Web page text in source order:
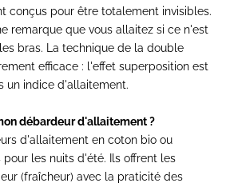
conçus pour être totalement invisibles.
remarque que vous allaitez si ce n'est
bras. La technique de la double
efficace : l'effet superposition est
un indice d'allaitement.
débardeur d'allaitement ?
d'allaitement en coton bio ou
les nuits d'été. Ils offrent les
(fraîcheur) avec la praticité des